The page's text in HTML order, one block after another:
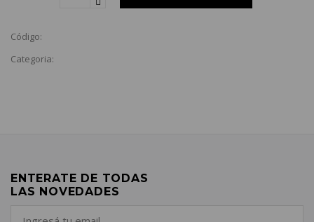
Código:
Categoria:
ENTERATE DE TODAS
LAS NOVEDADES